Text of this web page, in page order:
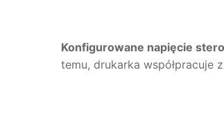
Konfigurowane napięcie
temu, drukarka współpracuje